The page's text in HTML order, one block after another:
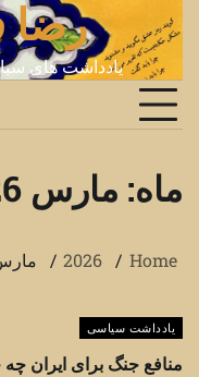
content
رضا
یادداشت های
ماه: مارس 2026
Home
2026
یادداشت سیاسی
منافع جنگ برای ایران چه